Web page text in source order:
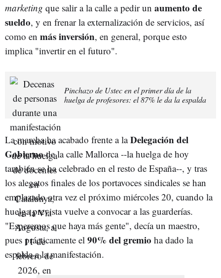
marketing que salir a la calle a pedir un aumento de
sueldo, y en frenar la externalización de servicios, así
como en más inversión, en general, porque esto
implica "invertir en el futuro".
Pinchazo de Ustec en el primer día de la
huelga de profesores: el 87% le da la espalda
La marcha ha acabado frente a laDelegación del
Gobiernode la calle Mallorca --la huelga de hoy
también se ha celebrado en el resto de España--, y tras
los alegatos finales de los portavoces sindicales se han
emplazado otra vez el próximo miércoles 20, cuando la
huelga prevista vuelve a convocar a las guarderías.
"Esperemos que haya más gente", decía un maestro,
pues prácticamente el 90% del gremio ha dado la
espalda a la manifestación.